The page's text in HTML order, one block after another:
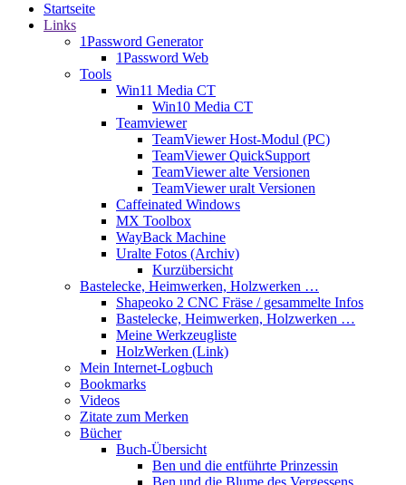
Startseite
Links
1Password Generator
1Password Web
Tools
Win11 Media CT
Win10 Media CT
Teamviewer
TeamViewer Host-Modul (PC)
TeamViewer QuickSupport
TeamViewer alte Versionen
TeamViewer uralt Versionen
Caffeinated Windows
MX Toolbox
WayBack Machine
Uralte Fotos (Archiv)
Kurzübersicht
Bastelecke, Heimwerken, Holzwerken …
Shapeoko 2 CNC Fräse / gesammelte Infos
Bastelecke, Heimwerken, Holzwerken …
Meine Werkzeugliste
HolzWerken (Link)
Mein Internet-Logbuch
Bookmarks
Videos
Zitate zum Merken
Bücher
Buch-Übersicht
Ben und die entführte Prinzessin
Ben und die Blume des Vergessens